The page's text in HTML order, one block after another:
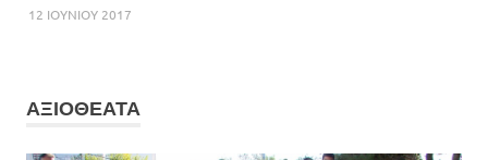
12 ΙΟΥΝΙΟΥ 2017
ΑΞΙΟΘΕΑΤΑ